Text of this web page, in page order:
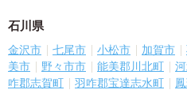
石川県
金沢市 七尾市 小松市 加賀市
美市
野々市市 能美郡川北町
咋郡志賀町
羽咋郡宝達志水町